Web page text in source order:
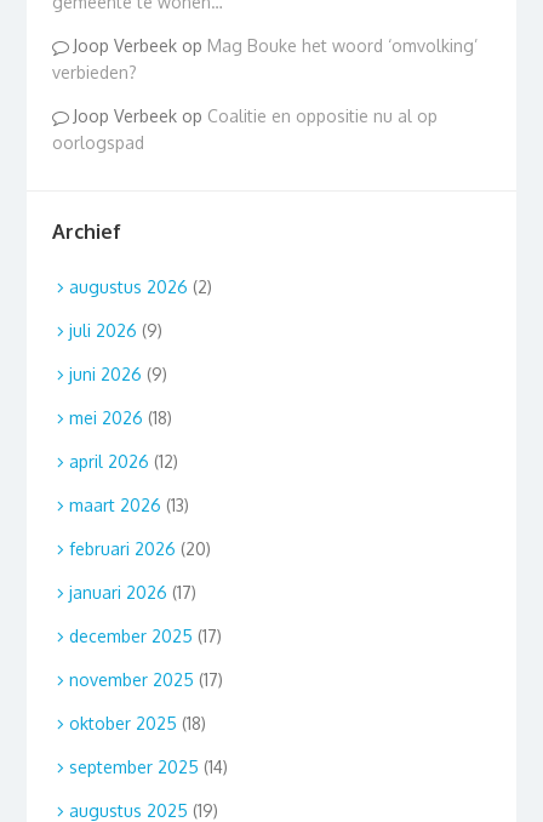
Joop Verbeek op Mag Bouke het woord ‘omvolking’
verbieden?
Joop Verbeek op Coalitie en oppositie nu al op
oorlogspad
Archief
augustus 2026 (2)
juli 2026 (9)
juni 2026 (9)
mei 2026 (18)
april 2026 (12)
maart 2026 (13)
februari 2026 (20)
januari 2026 (17)
december 2025 (17)
november 2025 (17)
oktober 2025 (18)
september 2025 (14)
augustus 2025 (19)